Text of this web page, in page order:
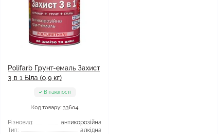
Polifarb Грунт-емаль Захист
3 в 1 Біла (0,9 кг)
В наявності
Код товару: 33604
Різновид:
антикорозійна
Тип:
алкідна